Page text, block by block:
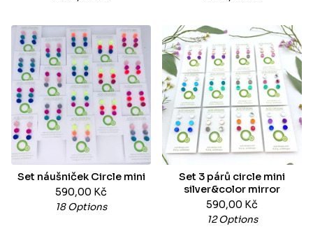
Set náušniček Circle mini
590,00 Kč
18 Options
Set 3 párů circle mini
silver&color mirror
590,00 Kč
12 Options